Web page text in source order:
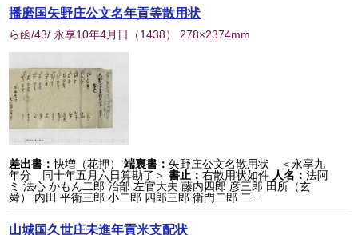
播磨国矢野庄公文名年貢等散用状
ら函/43/ 永享10年4月日 （1438） 278×2374mm
差出書：快増（花押） 端裏書： 矢野庄公文名散用状 ＜永享九
年分 同十年五月六日算勘了＞ 書止：右散用状如件 人名：法阿
ミ 法心 かもん二郎 治部 左官大夫 藤内四郎 彦三郎 田所（玄
舜） 内田 平衛三郎 小二郎 四郎三郎 衛門二郎 二...
山城国久世庄未進年貢米支配状